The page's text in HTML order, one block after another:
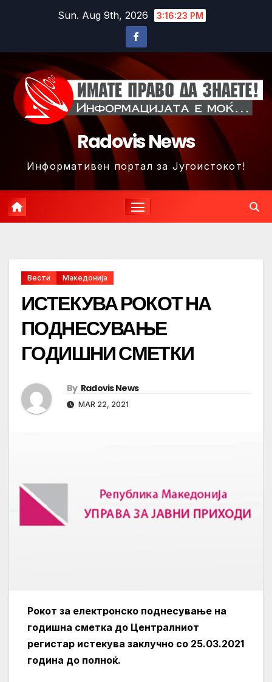
Sun. Aug 9th, 2026 3:16:26 PM
Radovis News
Информативен портал за Југоистокот!
Вести Македонија
ИСТЕКУВА РОКОТ НА
ПОДНЕСУВАЊЕ
ГОДИШНИ СМЕТКИ
By Radovis News
MAR 22, 2021
Рокот за електронско поднесување на
годишна сметка до Централниот
регистар истекува заклучно со 25.03.2021
година до полноќ.